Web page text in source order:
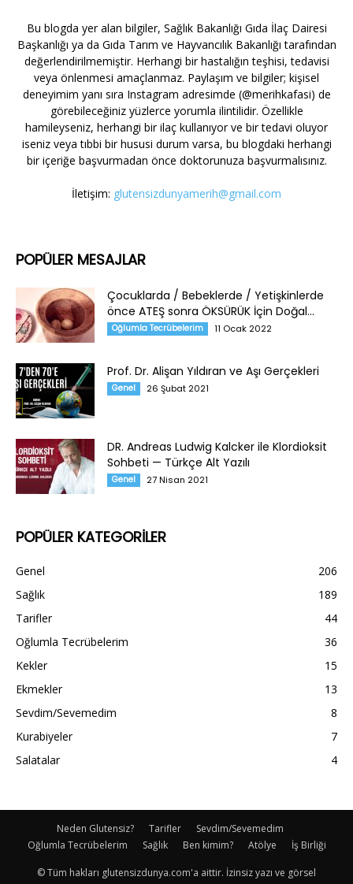
Bu blogda yer alan bilgiler, Sağlık Bakanlığı Gıda İlaç Dairesi
Başkanlığı ya da Gıda Tarım ve Hayvancılık Bakanlığı tarafından
değerlendirilmemiştir. Herhangi bir hastalığın teşhisi, tedavisi
veya önlenmesi amaçlanmaz. Paylaşım ve bilgiler; kişisel
deneyimim yanı sıra Instagram adresimde (@merihkafasi) de
görebileceğiniz yüzlerce yorumla ilintilidir. Özellikle
hamileyseniz, herhangi bir ilaç kullanıyor ve bir tedavi oluyor
iseniz veya tıbbi bir hususi durum varsa, bu blogdaki herhangi
bir içeriğe başvurmadan önce doktorunuza başvurmalısınız.
İletişim: glutensizdunyamerih@gmail.com
POPÜLER MESAJLAR
Çocuklarda / Bebeklerde / Yetişkinlerde
önce ATEŞ sonra ÖKSÜRÜK İçin Doğal...
Oğlumla Tecrübelerim 11 Ocak 2022
Prof. Dr. Alişan Yıldıran ve Aşı Gerçekleri
Genel 26 Şubat 2021
DR. Andreas Ludwig Kalcker ile Klordioksit
Sohbeti — Türkçe Alt Yazılı
Genel 27 Nisan 2021
POPÜLER KATEGORİLER
Genel
206
Sağlık
189
Tarifler
44
Oğlumla Tecrübelerim
36
Kekler
15
Ekmekler
13
Sevdim/Sevemedim
8
Kurabiyeler
7
Salatalar
4
Neden Glutensiz? Tarifler
Sevdim/Sevemedim
Oğlumla Tecrübelerim
Sağlık Ben kimim? Atölye İş Birliği
© Tüm hakları glutensizdunya.com'a aittir. İzinsiz yazı ve görsel